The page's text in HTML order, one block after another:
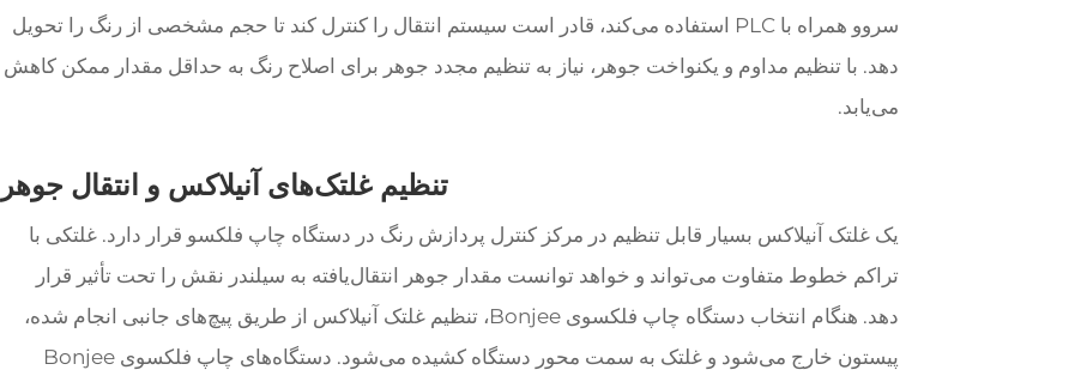
سروو همراه با PLC استفاده می‌کند، قادر است سیستم انتقال را کنترل کند تا حجم مشخصی از رنگ را تحویل
دهد. با تنظیم مداوم و یکنواخت جوهر، نیاز به تنظیم مجدد جوهر برای اصلاح رنگ به حداقل مقدار ممکن کاهش
می‌یابد.
تنظیم غلتک‌های آنیلاکس و انتقال جوهر
یک غلتک آنیلاکس بسیار قابل تنظیم در مرکز کنترل پردازش رنگ در دستگاه چاپ فلکسو قرار دارد. غلتکی با
تراکم خطوط متفاوت می‌تواند و خواهد توانست مقدار جوهر انتقال‌یافته به سیلندر نقش را تحت تأثیر قرار
دهد. هنگام انتخاب دستگاه چاپ فلکسوی Bonjee، تنظیم غلتک آنیلاکس از طریق پیچ‌های جانبی انجام شده،
پیستون خارج می‌شود و غلتک به سمت محور دستگاه کشیده می‌شود. دستگاه‌های چاپ فلکسوی Bonjee